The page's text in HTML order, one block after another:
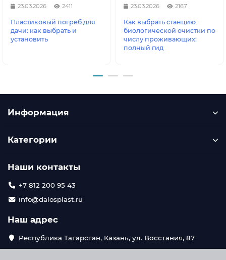
23.03.2026 2411
Пластиковый погреб для
дачи: как выбрать и
установить
23.03.2026 2167
Как выбрать станцию
биологической очистки по
числу проживающих:
полный гид
Информация
Категории
Наши контакты
+7 812 200 95 43
info@dalosplast.ru
Наш адрес
Республика Татарстан, Казань, ул. Восстания, 87